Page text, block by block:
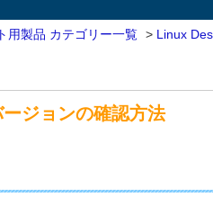
用製品 カテゴリー一覧 > Linux
ジョンの確認方法